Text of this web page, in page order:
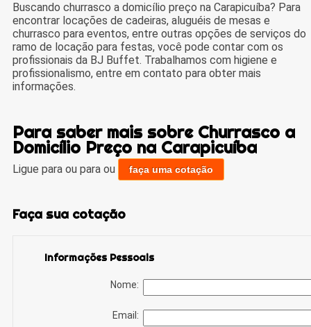
Buscando churrasco a domicílio preço na Carapicuíba? Para
encontrar locações de cadeiras, aluguéis de mesas e
churrasco para eventos, entre outras opções de serviços do
ramo de locação para festas, você pode contar com os
profissionais da BJ Buffet. Trabalhamos com higiene e
profissionalismo, entre em contato para obter mais
informações.
Para saber mais sobre Churrasco a
Domicílio Preço na Carapicuíba
Ligue para ou para ou faça uma cotação
Faça sua cotação
Informações Pessoais
Nome:
Email: